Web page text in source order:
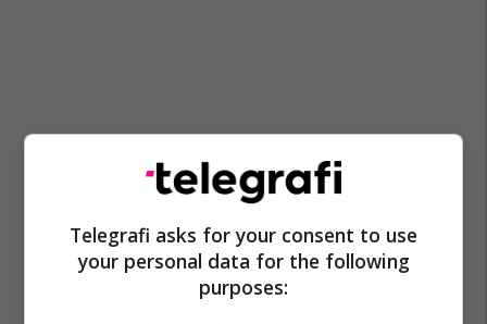
Telegrafi asks for your consent to use
your personal data for the following
purposes: